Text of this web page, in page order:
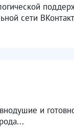
сети
и